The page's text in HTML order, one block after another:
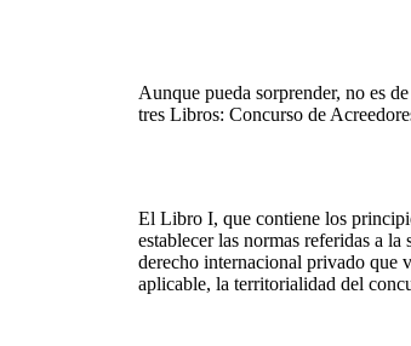
Aunque pueda sorprender, no es
tres Libros: Concurso de
El Libro I, que contiene los
establecer las normas referidas a
derecho internacional privado que
aplicable, la territorialidad del